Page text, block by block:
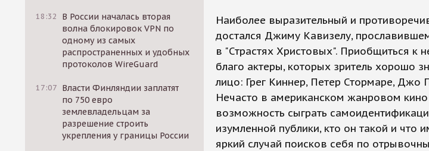
18:32
В России началась вторая
волна блокировок VPN по
одному из самых
распространенных и удобных
протоколов WireGuard
17:07 Власти Финляндии заплатят
по 750 евро
землевладельцам за
разрешение строить
укрепления у границы России
Наиболее выразительный и
достался Джиму Кавизелу,
в "Страстях Христовых". Приобщиться к
благо актеры, которых зритель хорошо
лицо: Грег Киннер, Петер Стормаре, Джо
Нечасто в американском жанровом кино
возможность сыграть
изумленной публики, кто он такой и что
яркий случай поисков себя по